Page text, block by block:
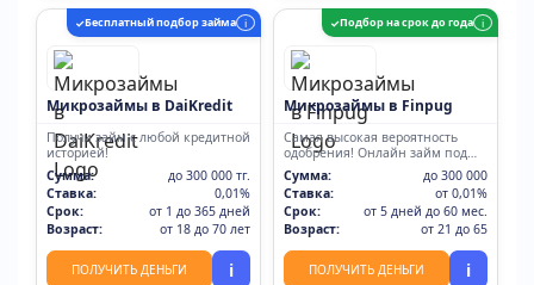
✓Бесплатный подбор займа i
Микрозаймы в DaiKredit
Получи займ с любой кредитной
историей!
Сумма:
до 300 000 тг.
Ставка:
0,01%
Срок:
от 1 до 365 дней
Возраст:
от 18 до 70 лет
ПОЛУЧИТЬ ДЕНЬГИ i
✓Подбор на срок до года i
Микрозаймы в Finpug
Самая высокая вероятность
одобрения! Онлайн займ под
0% для новых
Сумма:
до 300 000
Ставка:
от 0,01%
Срок:
от 5 дней до 60 мес.
Возраст:
от 21 до 65
ПОЛУЧИТЬ ДЕНЬГИ i